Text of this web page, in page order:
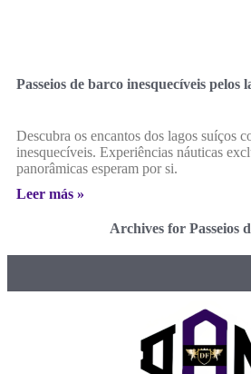
Passeios de barco inesquecíveis pelos
Descubra os encantos dos lagos suíços
inesquecíveis. Experiências náuticas
panorâmicas esperam por si.
Leer más »
Archives for Passeios